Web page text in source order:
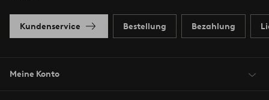
Kundenservice Bestellung Bezahlung
Meine Konto